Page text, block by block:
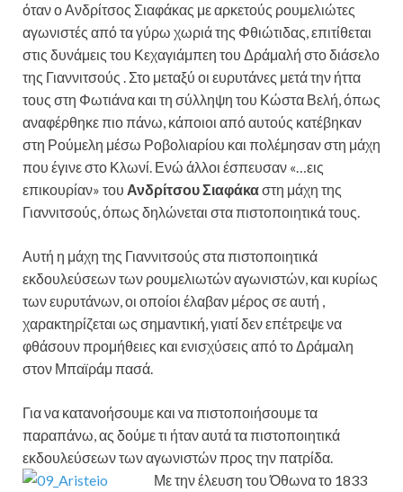
όταν ο Ανδρίτσος Σιαφάκας με αρκετούς ρουμελιώτες
αγωνιστές από τα γύρω χωριά της Φθιώτιδας, επιτίθεται
στις δυνάμεις του Κεχαγιάμπεη του Δράμαλή στο διάσελο
της Γιαννιτσούς . Στο μεταξύ οι ευρυτάνες μετά την ήττα
τους στη Φωτιάνα και τη σύλληψη του Κώστα Βελή, όπως
αναφέρθηκε πιο πάνω, κάποιοι από αυτούς κατέβηκαν
στη Ρούμελη μέσω Ροβολιαρίου και πολέμησαν στη μάχη
που έγινε στο Κλωνί. Ενώ άλλοι έσπευσαν «…εις
επικουρίαν» του Ανδρίτσου Σιαφάκαστη μάχη της
Γιαννιτσούς, όπως δηλώνεται στα πιστοποιητικά τους.
Αυτή η μάχη της Γιαννιτσούς στα πιστοποιητικά
εκδουλεύσεων των ρουμελιωτών αγωνιστών, και κυρίως
των ευρυτάνων, οι οποίοι έλαβαν μέρος σε αυτή ,
χαρακτηρίζεται ως σημαντική, γιατί δεν επέτρεψε να
φθάσουν προμήθειες και ενισχύσεις από το Δράμαλη
στον Μπαϊράμ πασά.
Για να κατανοήσουμε και να πιστοποιήσουμε τα
παραπάνω, ας δούμε τι ήταν αυτά τα πιστοποιητικά
εκδουλεύσεων των αγωνιστών προς την πατρίδα.
Με την έλευση του Όθωνα το 1833